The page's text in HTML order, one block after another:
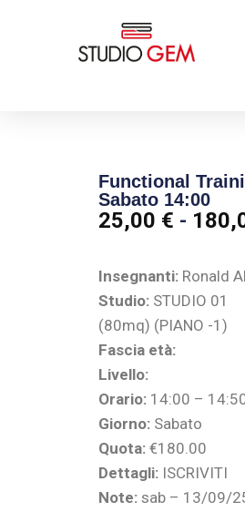
Functional
Sabato 14:00
25,00 € -
Insegnanti:Ronald
Studio:STUDIO 01
(80mq) (PIANO -1)
Fascia età:
Livello:
Orario:14:00 –
Giorno:Sabato
Quota:€180.00
Dettagli:ISCRIVITI
Note:sab – 13/09/